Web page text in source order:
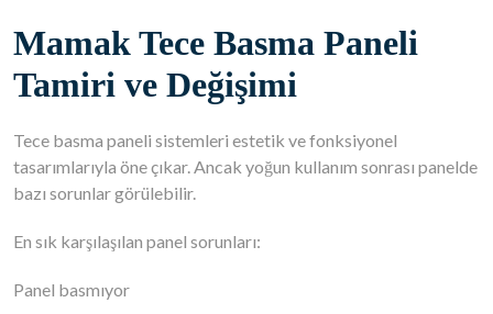
Mamak Tece Basma Paneli
Tamiri ve Değişimi
Tece basma paneli sistemleri estetik ve fonksiyonel
tasarımlarıyla öne çıkar. Ancak yoğun kullanım sonrası panelde
bazı sorunlar görülebilir.
En sık karşılaşılan panel sorunları:
Panel basmıyor